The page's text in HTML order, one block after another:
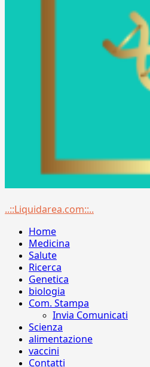
Menu
..::Liquidarea.com::..
Home
Medicina
Salute
Ricerca
Genetica
biologia
Com. Stampa
Invia Comunicati
Scienza
alimentazione
vaccini
Contatti